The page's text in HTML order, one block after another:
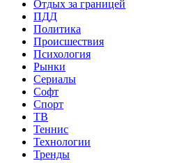
Отдых за границей
ПДД
Политика
Происшествия
Психология
Рынки
Сериалы
Софт
Спорт
ТВ
Теннис
Технологии
Тренды